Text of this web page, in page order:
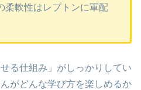
柔軟性はレプトンに軍配
る仕組み」がしっかりしてい
がどんな学び方を楽しめるか